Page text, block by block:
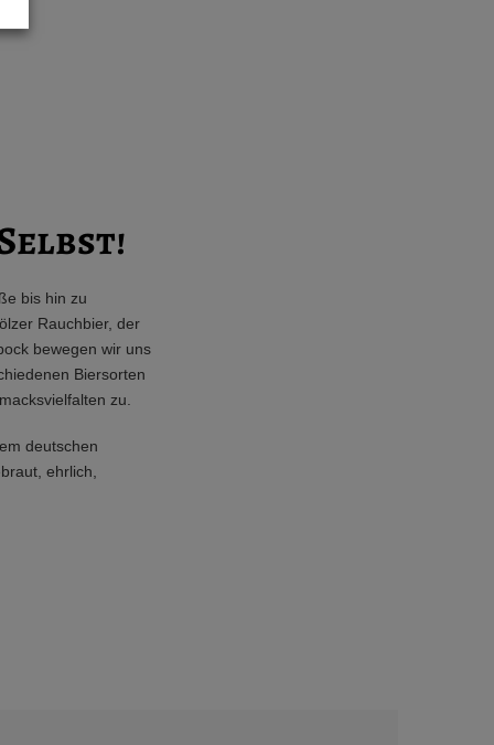
bis hin zu
Rauchbier, der
bewegen wir uns
Biersorten
zu.
deutschen
ehrlich,